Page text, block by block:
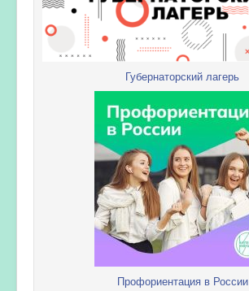
Губернаторский лагерь
Профориентация в России